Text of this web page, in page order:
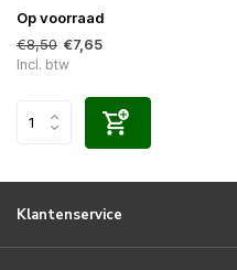
Op voorraad
€8,50 €7,65
Incl. btw
Klantenservice